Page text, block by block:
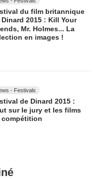
du film britannique
Dinard 2015 : Kill Your
Mr. Holmes... La
en images !
- Festivals
de Dinard 2015 :
sur le jury et les films
compétition